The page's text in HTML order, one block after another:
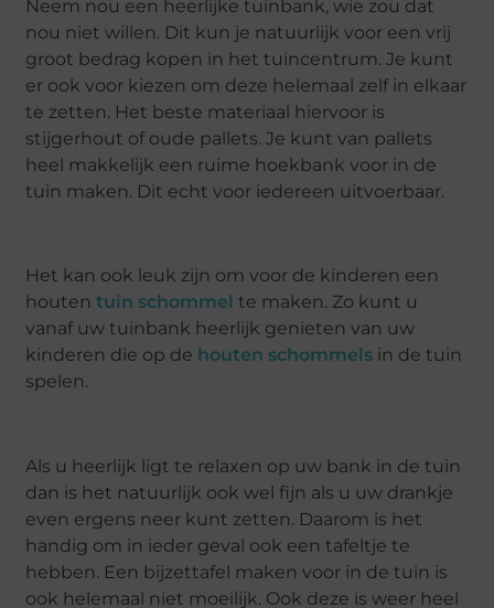
Neem nou een heerlijke tuinbank, wie zou dat
nou niet willen. Dit kun je natuurlijk voor een vrij
groot bedrag kopen in het tuincentrum. Je kunt
er ook voor kiezen om deze helemaal zelf in elkaar
te zetten. Het beste materiaal hiervoor is
stijgerhout of oude pallets. Je kunt van pallets
heel makkelijk een ruime hoekbank voor in de
tuin maken. Dit echt voor iedereen uitvoerbaar.
Het kan ook leuk zijn om voor de kinderen een
houtentuin schommel te maken. Zo kunt u
vanaf uw tuinbank heerlijk genieten van uw
kinderen die op de houten schommels in de tuin
spelen.
Als u heerlijk ligt te relaxen op uw bank in de tuin
dan is het natuurlijk ook wel fijn als u uw drankje
even ergens neer kunt zetten. Daarom is het
handig om in ieder geval ook een tafeltje te
hebben. Een bijzettafel maken voor in de tuin is
ook helemaal niet moeilijk. Ook deze is weer heel